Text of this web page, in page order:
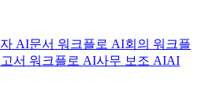
AI문서 워크플로 AI회의 워크플
고서 워크플로 AI사무 보조 AIAI